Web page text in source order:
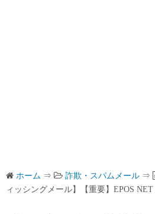
ホーム ⇒ 詐欺・スパムメール ⇒
ィッシングメール】【重要】EPOS